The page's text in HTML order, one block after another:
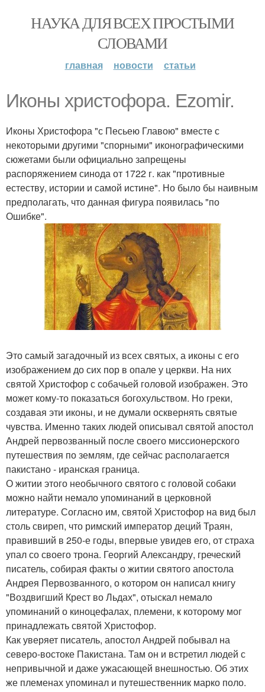
НАУКА ДЛЯ ВСЕХ ПРОСТЫМИ
СЛОВАМИ
главная новости статьи
Иконы христофора. Ezomir.
Иконы Христофора "с Песьею Главою" вместе с
некоторыми другими "спорными" иконографическими
сюжетами были официально запрещены
распоряжением синода от 1722 г. как "противные
естеству, истории и самой истине". Но было бы наивным
предполагать, что данная фигура появилась "по
Ошибке".
Это самый загадочный из всех святых, а иконы с его
изображением до сих пор в опале у церкви. На них
святой Христофор с собачьей головой изображен. Это
может кому-то показаться богохульством. Но греки,
создавая эти иконы, и не думали осквернять святые
чувства. Именно таких людей описывал святой апостол
Андрей первозванный после своего миссионерского
путешествия по землям, где сейчас располагается
пакистано - иранская граница.
О житии этого необычного святого с головой собаки
можно найти немало упоминаний в церковной
литературе. Согласно им, святой Христофор на вид был
столь свиреп, что римский император деций Траян,
правивший в 250-е годы, впервые увидев его, от страха
упал со своего трона. Георгий Александру, греческий
писатель, собирая факты о житии святого апостола
Андрея Первозванного, о котором он написал книгу
"Воздвигший Крест во Льдах", отыскал немало
упоминаний о киноцефалах, племени, к которому мог
принадлежать святой Христофор.
Как уверяет писатель, апостол Андрей побывал на
северо-востоке Пакистана. Там он и встретил людей с
непривычной и даже ужасающей внешностью. Об этих
же племенах упоминал и путешественник марко поло.